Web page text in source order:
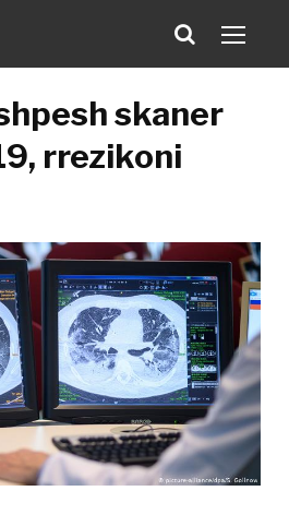
skaner
rrezikoni